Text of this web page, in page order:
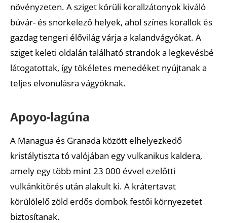
növényzeten. A sziget körüli korallzátonyok kiváló
búvár- és snorkelező helyek, ahol színes korallok és
gazdag tengeri élővilág várja a kalandvágyókat. A
sziget keleti oldalán található strandok a legkevésbé
látogatottak, így tökéletes menedéket nyújtanak a
teljes elvonulásra vágyóknak.
Apoyo-lagúna
A Managua és Granada között elhelyezkedő
kristálytiszta tó valójában egy vulkanikus kaldera,
amely egy több mint 23 000 évvel ezelőtti
vulkánkitörés után alakult ki. A krátertavat
körülölelő zöld erdős dombok festői környezetet
biztosítanak.